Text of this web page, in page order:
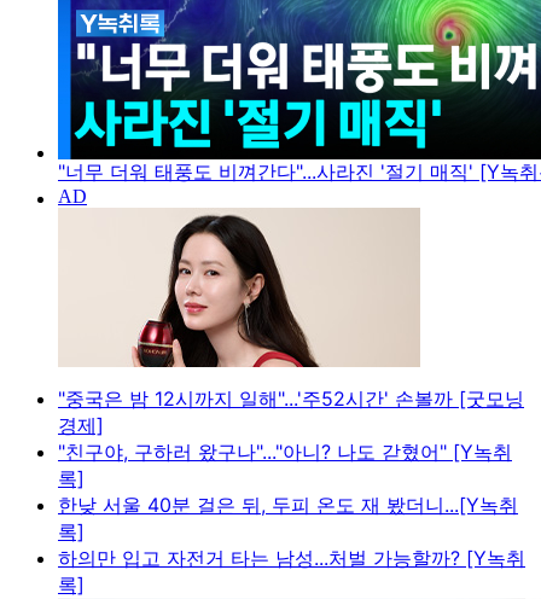
"너무 더워 태풍도 비껴간다"...사라진 '절기 매직' [Y녹
"중국은 밤 12시까지 일해"...'주52시간' 손볼까 [굿모닝
경제]
"친구야, 구하러 왔구나"..."아니? 나도 갇혔어" [Y녹취
록]
한낮 서울 40분 걸은 뒤, 두피 온도 재 봤더니...[Y녹취
록]
하의만 입고 자전거 타는 남성...처벌 가능할까? [Y녹취
록]